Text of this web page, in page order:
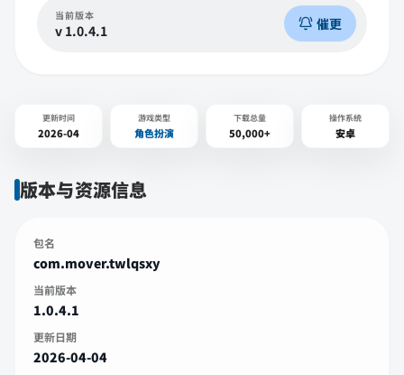
当前版本
v 1.0.4.1 催更
更新时间
2026-04
游戏类型
角色扮演
下载总量
50,000+
操作系统
安卓
版本与资源信息
包名
com.mover.twlqsxy
当前版本
1.0.4.1
更新日期
2026-04-04